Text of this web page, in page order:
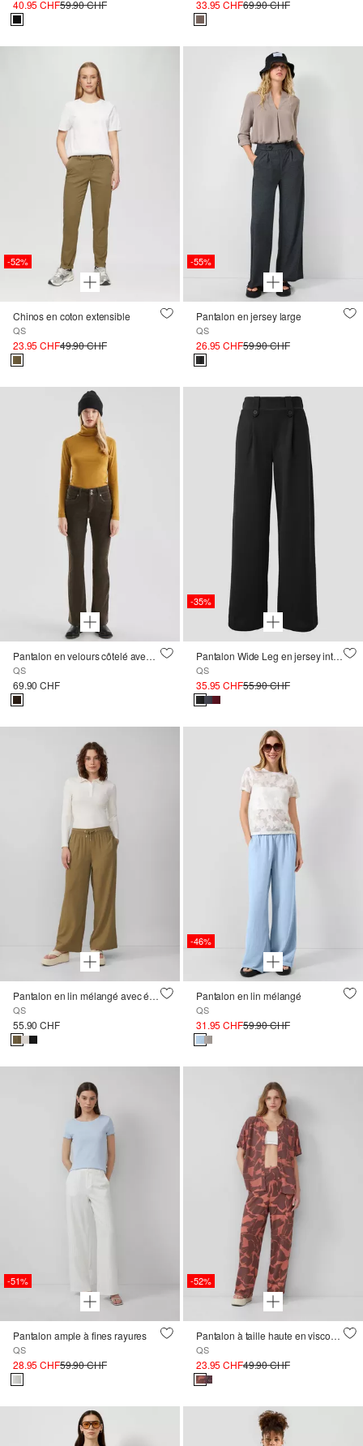
40.95 CHF59.90 CHF 33.95 CHF69.90 CHF
-52%
Chinos en coton extensible
QS
23.95 CHF49.90 CHF
-55%
Pantalon en jersey large
QS
26.95 CHF59.90 CHF
Pantalon en velours côtelé avec bootcut leg
QS
69.90 CHF
-35%
Pantalon Wide Leg en jersey interlock
QS
35.95 CHF55.90 CHF
Pantalon en lin mélangé avec élastique et jambe large
QS
55.90 CHF
-46%
Pantalon en lin mélangé
QS
31.95 CHF59.90 CHF
-51%
Pantalon ample à fines rayures
QS
28.95 CHF59.90 CHF
-52%
Pantalon à taille haute en viscose avec imprimé
QS
23.95 CHF49.90 CHF